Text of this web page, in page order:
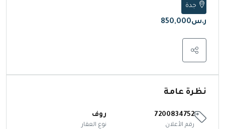
جدة
ر.س850,000
نظرة عامة
7200834752
رقم الأعلان
روف
نوع العقار